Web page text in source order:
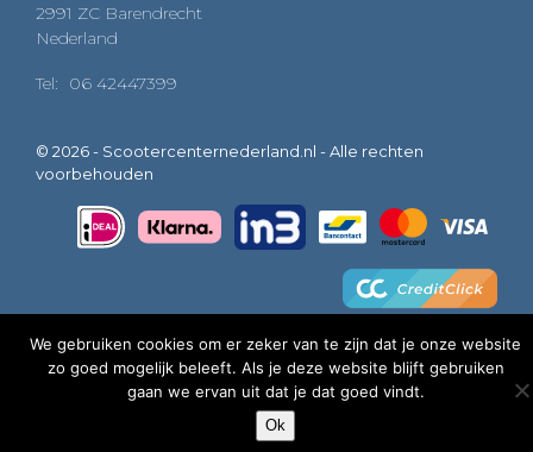
2991 ZC Barendrecht
Nederland
Tel: 06 42447399
© 2026 - Scootercenternederland.nl - Alle rechten
voorbehouden
We gebruiken cookies om er zeker van te zijn dat je onze website
zo goed mogelijk beleeft. Als je deze website blijft gebruiken
gaan we ervan uit dat je dat goed vindt.
Ok